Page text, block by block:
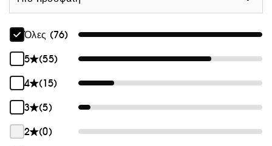
Όπως όλα τα προϊόντα περιποίησης Pai Skincare, το
Fade Forward™ έχει υποβληθεί σε ανεξάρτητο
δερματικό τεστ και έχει εγκριθεί δερματολογικά ως
κατάλληλο για το ευαίσθητο δέρμα. Λύση κατά της
Πιστοποιημένο clean
Ο ορός κατά των κηλίδων Fade Forward™ με
Θαλάσσια Φύκια είναι προϊόν πιστοποιημένο COSMOS
Όλες (76)
5
(55)
4
(15)
3
(5)
2
(0)